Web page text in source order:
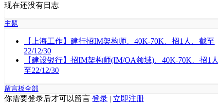
现在还没有日志
主题
【上海工作】建行招IM架构师、40K-70K、招1人、截至
22/12/30
【建设银行】招IM架构师(IM/OA领域)、40K-70K、招1
至22/12/30
留言板全部
你需要登录后才可以留言 登录 | 立即注册